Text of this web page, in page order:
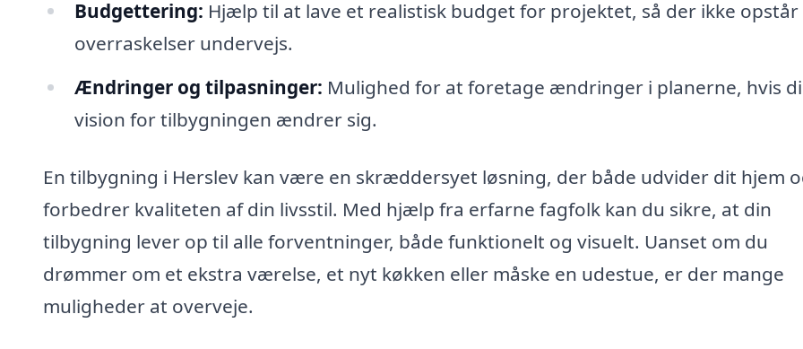
Budgettering: Hjælp til at lave et realistisk budget for projektet, så der ikke opstår
overraskelser undervejs.
Ændringer og tilpasninger: Mulighed for at foretage ændringer i planerne, hvis
vision for tilbygningen ændrer sig.
En tilbygning i Herslev kan være en skræddersyet løsning, der både udvider dit hjem
forbedrer kvaliteten af din livsstil. Med hjælp fra erfarne fagfolk kan du sikre, at din
tilbygning lever op til alle forventninger, både funktionelt og visuelt. Uanset om du
drømmer om et ekstra værelse, et nyt køkken eller måske en udestue, er der mange
muligheder at overveje.